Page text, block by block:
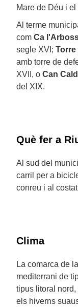
Mare de Déu i el
Al terme
com Ca
segle XVI; Torre
amb torre de
XVII, o Can
del XIX.
Què fer a
Al sud del
carril per a
conreu i al
Clima
La comarca de
mediterrani de
tipus litoral
els hiverns